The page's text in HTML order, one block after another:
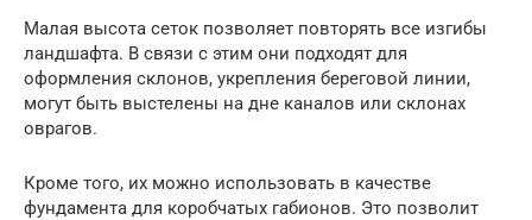
Малая высота сеток позволяет повторять все изгибы
ландшафта. В связи с этим они подходят для
оформления склонов, укрепления береговой линии,
могут быть выстелены на дне каналов или склонах
оврагов.
Кроме того, их можно использовать в качестве
фундамента для коробчатых габионов. Это позволит